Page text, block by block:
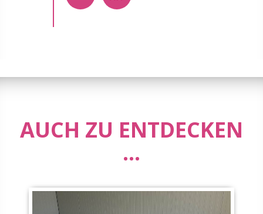
AUCH ZU ENTDECKEN
...